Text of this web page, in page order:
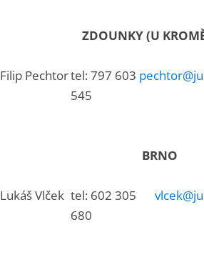
ZDOUNKY (U
Filip Pechtortel: 797 603
545
BRNO
Lukáš Vlček tel: 602 305
680